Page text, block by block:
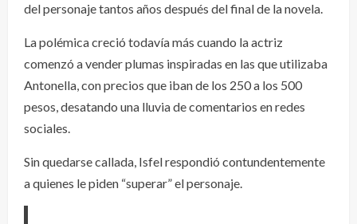
del personaje tantos años después del final de la novela.
La polémica creció todavía más cuando la actriz
comenzó a vender plumas inspiradas en las que utilizaba
Antonella, con precios que iban de los 250 a los 500
pesos, desatando una lluvia de comentarios en redes
sociales.
Sin quedarse callada, Isfel respondió contundentemente
a quienes le piden “superar” el personaje.